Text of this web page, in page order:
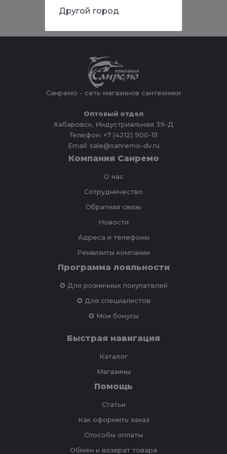
Санремо - сеть магазинов сантехники
Оптовый отдел
Хабаровск, Индустриальная 39-Д
Телефон: +7 (4212) 900-111
Email: sale@sanremo-dv.ru
Компания Санремо
О нас
Сотрудничество
Обратная связь
Новости
Адреса и телефоны
Реквизиты компании
Программа лояльности
✪ Для розничных покупателей
✪ Для специалистов
✪ Мои бонусы
Быстрая навигация
Каталог
Магазины
Помощь
Статьи
Как оформить заказ
Способы оплаты
Обмен и возврат товара
Другой город